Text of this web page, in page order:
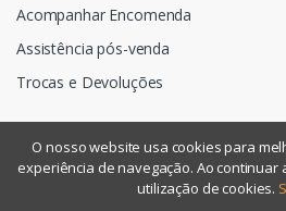
Acompanhar Encomenda
Assistência pós-venda
Trocas e Devoluções
©Assismática- Todos os direitos
O nosso website usa cookies para
experiência de navegação. Ao continuar
utilização de cookies.